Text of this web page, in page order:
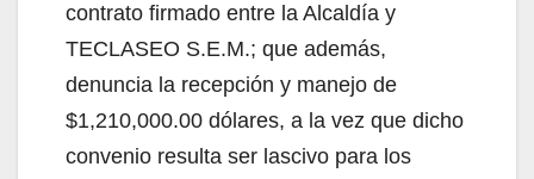
contrato firmado entre la Alcaldía y
TECLASEO S.E.M.; que además,
denuncia la recepción y manejo de
$1,210,000.00 dólares, a la vez que dicho
convenio resulta ser lascivo para los